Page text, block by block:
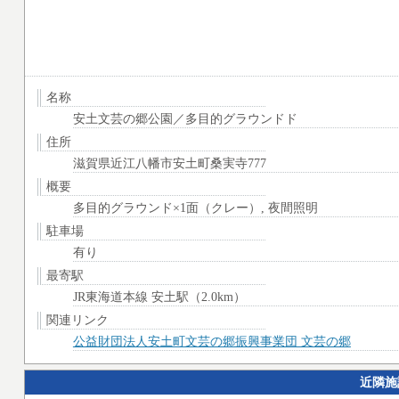
名称
安土文芸の郷公園／多目的グラウンドド
住所
滋賀県近江八幡市安土町桑実寺777
概要
多目的グラウンド×1面（クレー）, 夜間照明
駐車場
有り
最寄駅
JR東海道本線 安土駅（2.0km）
関連リンク
公益財団法人安土町文芸の郷振興事業団 文芸の郷
近隣